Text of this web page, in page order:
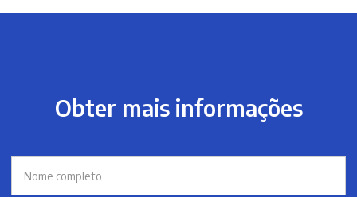
Obter mais informações